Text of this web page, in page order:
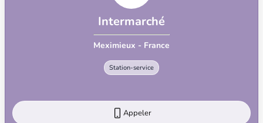
Intermarché
Meximieux - France
Station-service
Appeler